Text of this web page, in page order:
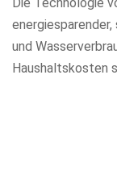
und
Haushaltskosten